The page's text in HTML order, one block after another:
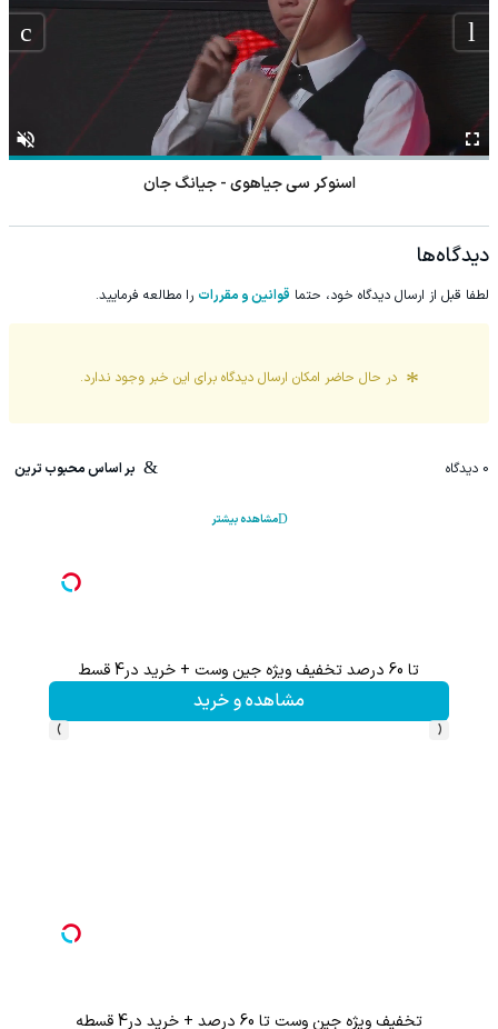
اسنوکر سی جیاهوی - جیانگ جان
دیدگاه‌ها
لطفا قبل از ارسال دیدگاه خود، حتما قوانین و مقررات را مطالعه فرمایید.
در حال حاضر امکان ارسال دیدگاه برای این خبر وجود ندارد.
0 دیدگاه بر اساس محبوب ترین
مشاهده بیشتر
تا 60 درصد تخفیف ویژه جین وست + خرید در4 قسط
مشاهده و خرید
‹
›
تخفیف ویژه جین وست تا 60 درصد + خرید در4 قسطه